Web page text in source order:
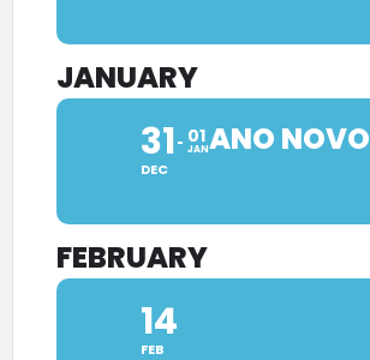
JANUARY
31
DEC
01
JANANO NOVO
FEBRUARY
14
FEB